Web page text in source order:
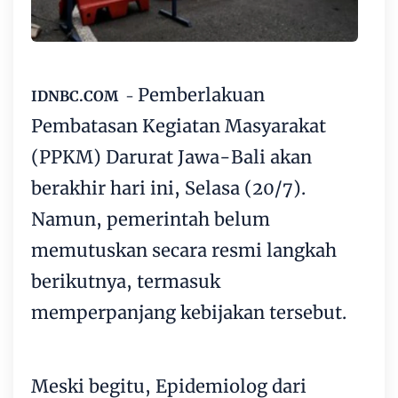
IDNBC.COM - Pemberlakuan
Pembatasan Kegiatan Masyarakat
(PPKM) Darurat Jawa-Bali akan
berakhir hari ini, Selasa (20/7).
Namun, pemerintah belum
memutuskan secara resmi langkah
berikutnya, termasuk
memperpanjang kebijakan tersebut.
Meski begitu, Epidemiolog dari